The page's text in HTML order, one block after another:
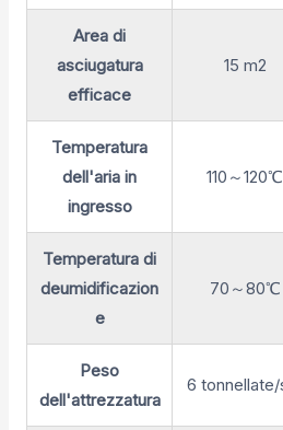
Area di
asciugatura
efficace
15 m2
Temperatura
dell'aria in
ingresso
110～120℃
Temperatura di
deumidificazion
e
70～80℃
Peso
dell'attrezzatura
6